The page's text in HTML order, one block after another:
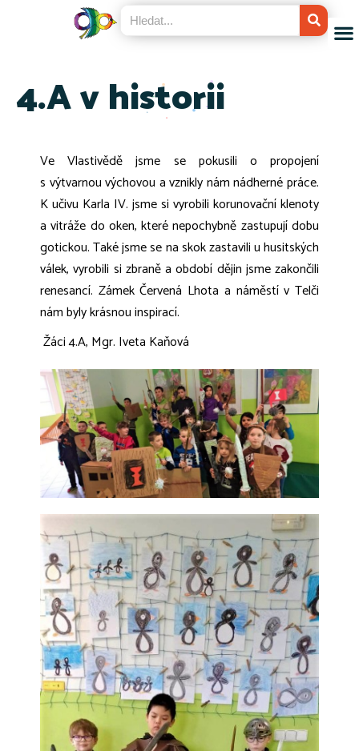
4.A v historii
Ve Vlastivědě jsme se pokusili o propojení
s výtvarnou výchovou a vznikly nám nádherné práce.
K učivu Karla IV. jsme si vyrobili korunovační klenoty
a vitráže do oken, které nepochybně zastupují dobu
gotickou.Také jsme se na skok zastavili u husitských
válek, vyrobili si zbraně a období dějin jsme zakončili
renesancí. Zámek Červená Lhota a náměstí v Telči
nám byly krásnou inspirací.
Žáci 4.A, Mgr. Iveta Kaňová